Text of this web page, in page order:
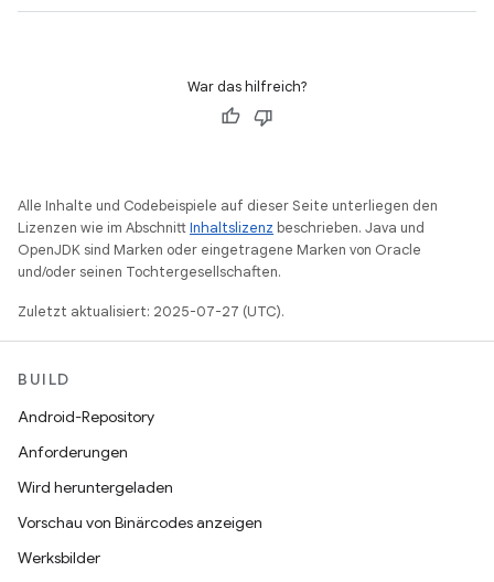
War das hilfreich?
Alle Inhalte und Codebeispiele auf dieser Seite unterliegen den
Lizenzen wie im AbschnittInhaltslizenz beschrieben. Java und
OpenJDK sind Marken oder eingetragene Marken von Oracle
und/oder seinen Tochtergesellschaften.
Zuletzt aktualisiert: 2025-07-27 (UTC).
BUILD
Android-Repository
Anforderungen
Wird heruntergeladen
Vorschau von Binärcodes anzeigen
Werksbilder